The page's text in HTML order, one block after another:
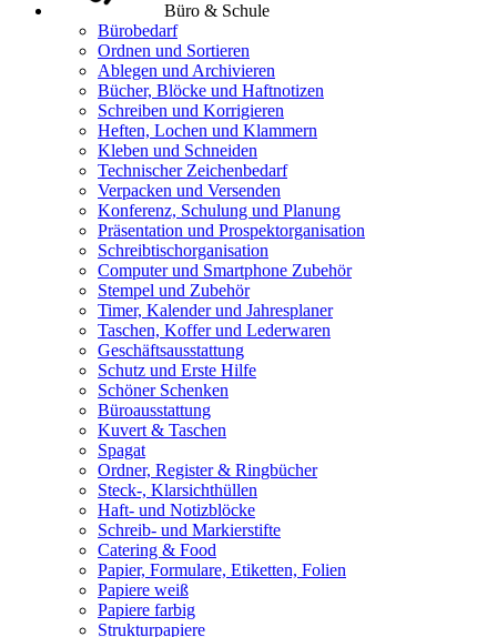
Büro & Schule
Bürobedarf
Ordnen und Sortieren
Ablegen und Archivieren
Bücher, Blöcke und Haftnotizen
Schreiben und Korrigieren
Heften, Lochen und Klammern
Kleben und Schneiden
Technischer Zeichenbedarf
Verpacken und Versenden
Konferenz, Schulung und Planung
Präsentation und Prospektorganisation
Schreibtischorganisation
Computer und Smartphone Zubehör
Stempel und Zubehör
Timer, Kalender und Jahresplaner
Taschen, Koffer und Lederwaren
Geschäftsausstattung
Schutz und Erste Hilfe
Schöner Schenken
Büroausstattung
Kuvert & Taschen
Spagat
Ordner, Register & Ringbücher
Steck-, Klarsichthüllen
Haft- und Notizblöcke
Schreib- und Markierstifte
Catering & Food
Papier, Formulare, Etiketten, Folien
Papiere weiß
Papiere farbig
Strukturpapiere